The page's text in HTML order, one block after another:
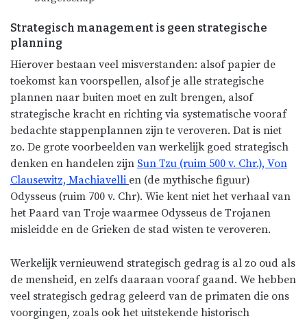
Strategisch management is geen strategische
planning
Hierover bestaan veel misverstanden: alsof papier de
toekomst kan voorspellen, alsof je alle strategische
plannen naar buiten moet en zult brengen, alsof
strategische kracht en richting via systematische vooraf
bedachte stappenplannen zijn te veroveren. Dat is niet
zo. De grote voorbeelden van werkelijk goed strategisch
denken en handelen zijn Sun Tzu (ruim 500 v. Chr.), Von
Clausewitz, Machiavelli en (de mythische figuur)
Odysseus (ruim 700 v. Chr). Wie kent niet het verhaal van
het Paard van Troje waarmee Odysseus de Trojanen
misleidde en de Grieken de stad wisten te veroveren.
Werkelijk vernieuwend strategisch gedrag is al zo oud als
de mensheid, en zelfs daaraan vooraf gaand. We hebben
veel strategisch gedrag geleerd van de primaten die ons
voorgingen, zoals ook het uitstekende historisch